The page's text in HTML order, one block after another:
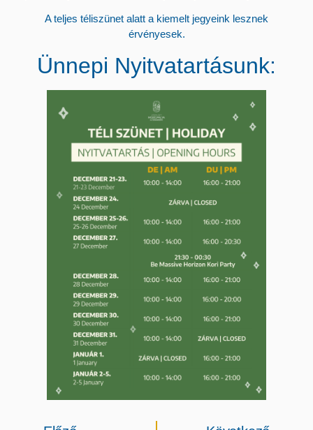
A teljes téliszünet alatt a kiemelt jegyeink lesznek
érvényesek.
Ünnepi Nyitvatartásunk: